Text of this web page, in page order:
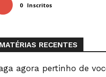
0 Inscritos
MATÉRIAS RECENTES
agora pertinho de